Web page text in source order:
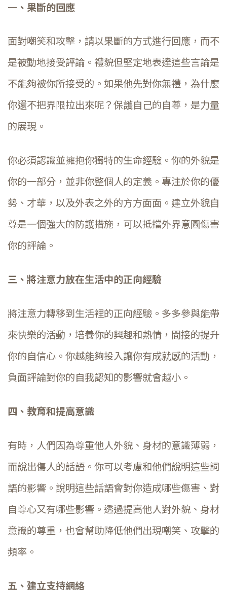
一 、果斷的回應
面對嘲笑和攻擊，請以果斷的方式進行回應，而不
是被動地接受評論。禮貌但堅定地表達這些言論是
不能夠被你所接受的。如果他先對你無禮，為什麼
你還不把界限拉出來呢？保護自己的自尊，是力量
的展現。
你必須認識並擁抱你獨特的生命經驗。你的外貌是
你的一部分，並非你整個人的定義。專注於你的優
勢、才華，以及外表之外的方方面面。建立外貌自
尊是一個強大的防護措施，可以抵擋外界意圖傷害
你的評論。
三、將注意力放在生活中的正向經驗
將注意力轉移到生活裡的正向經驗。多多參與能帶
來快樂的活動，培養你的興趣和熱情，間接的提升
你的自信心。你越能夠投入讓你有成就感的活動，
負面評論對你的自我認知的影響就會越小。
四、教育和提高意識
有時，人們因為尊重他人外貌、身材的意識薄弱，
而說出傷人的話語。你可以考慮和他們說明這些詞
語的影響。說明這些話語會對你造成哪些傷害、對
自尊心又有哪些影響。透過提高他人對外貌、身材
意識的尊重，也會幫助降低他們出現嘲笑、攻擊的
頻率。
五、建立支持網絡